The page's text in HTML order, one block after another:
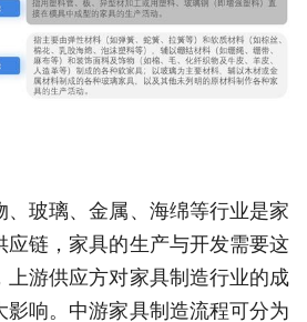
、玻璃、金属、海绵等行业是家
应链，家具的生产与开发需要这
上游供应方对家具制造行业的成
影响。中游家具制造流程可分为